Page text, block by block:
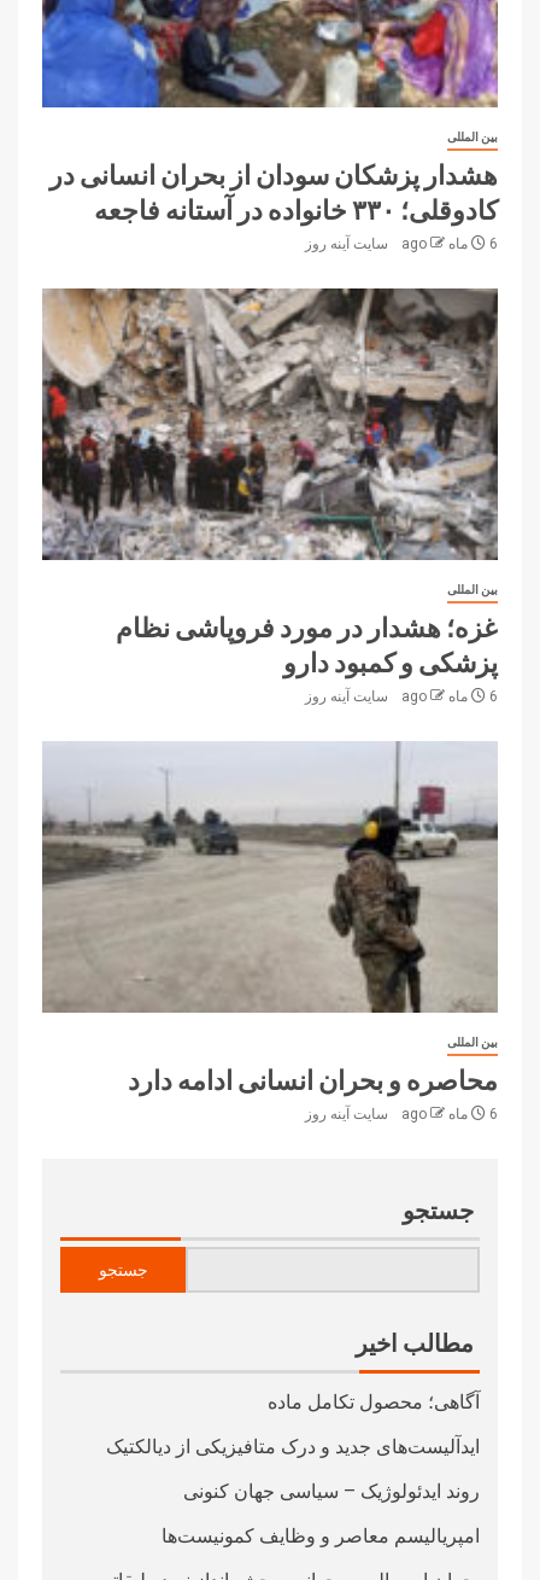
بین المللی
هشدار پزشکان سودان از بحران انسانی در
کادوقلی؛ ۳۳۰ خانواده در آستانه فاجعه
6 ماه ago سایت آینه‌ روز
بین المللی
غزه؛ هشدار در مورد فروپاشی نظام
پزشکی و کمبود دارو
6 ماه ago سایت آینه‌ روز
بین المللی
محاصره و بحران انسانی ادامه دارد
6 ماه ago سایت آینه‌ روز
جستجو
جستجو
مطالب اخیر
آگاهی؛ محصول تکامل ماده
ایدآلیست‌های جدید و درک متافیزیکی از دیالکتیک
روند ایدئولوژیک – سیاسی جهان کنونی
امپریالیسم معاصر و وظایف کمونیست‌ها